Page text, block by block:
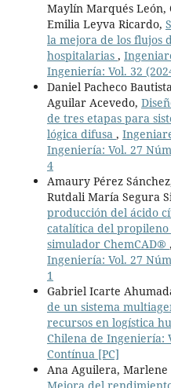
Maylín Marqués León,
Emilia Leyva Ricardo,
la mejora de los flujos
hospitalarias ,
Ingeniería: Vol. 32
Daniel Pacheco
Aguilar Acevedo,
de tres etapas para
lógica difusa ,
Ingeniería: Vol. 27
4
Amaury Pérez
Rutdali María Segura
producción del ácido
catalítica del propileno
simulador ChemCAD® ,
Ingeniería: Vol. 27
1
Gabriel Icarte
de un sistema
recursos en logística
Chilena de Ingeniería:
Contínua [PC]
Ana Aguilera, Marlene
Mejora del